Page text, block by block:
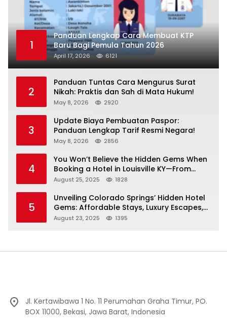
1
Panduan Lengkap Cara Membuat KTP
Baru Bagi Pemula Tahun 2026
April 17, 2026 6121
2
Panduan Tuntas Cara Mengurus Surat
Nikah: Praktis dan Sah di Mata Hukum!
May 8, 2026 2920
3
Update Biaya Pembuatan Paspor:
Panduan Lengkap Tarif Resmi Negara!
May 8, 2026 2856
4
You Won’t Believe the Hidden Gems When
Booking a Hotel in Louisville KY—From
Cheap to Luxe!
August 25, 2025 1828
5
Unveiling Colorado Springs’ Hidden Hotel
Gems: Affordable Stays, Luxury Escapes,
and Everything In Between!
August 23, 2025 1395
Jl. Kertawibawa 1 No. 11 Perumahan Graha Timur, PO.
BOX 11000, Bekasi, Jawa Barat, Indonesia